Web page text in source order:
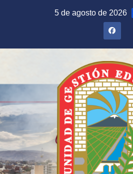
5 de agosto de 2026